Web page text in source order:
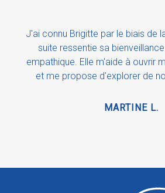
J'ai connu Brigitte par le biais de
suite ressentie sa
empathique. Elle m'aide à ouvrir
et me propose d'explorer de
MARTINE L.